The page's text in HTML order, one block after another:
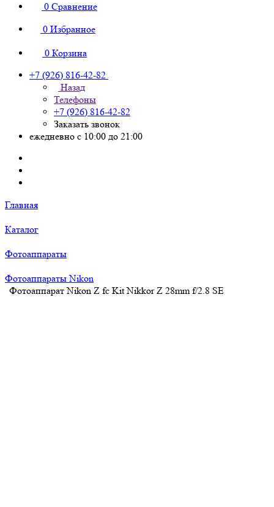
0 Сравнение
0 Избранное
0 Корзина
+7 (926) 816-42-82
Назад
Телефоны
+7 (926) 816-42-82
Заказать звонок
ежедневно с 10:00 до 21:00
Главная
Каталог
Фотоаппараты
Фотоаппараты Nikon
Фотоаппарат Nikon Z fc Kit Nikkor Z 28mm f/2.8 SE